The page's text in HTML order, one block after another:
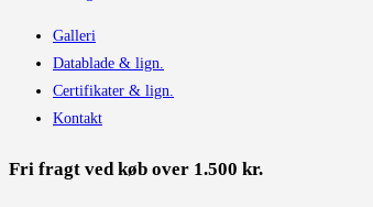
Galleri
Datablade & lign.
Certifikater & lign.
Kontakt
Fri fragt ved køb over 1.500 kr.